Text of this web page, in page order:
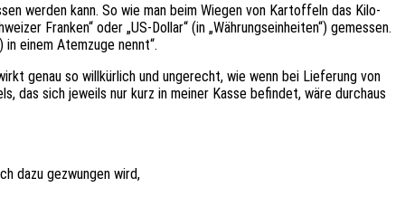
werden kann. So wie man beim Wiegen von Kartof­feln das Kilo­
Fran­ken“ oder „US-Dollar“ (in „Währungs­ein­hei­ten“) gemes­sen.
einem Atem­zu­ge nennt“.
genau so will­kür­lich und unge­recht, wie wenn bei Liefe­rung von
das sich jeweils nur kurz in meiner Kasse befin­det, wäre durch­aus
dazu gezwun­gen wird,